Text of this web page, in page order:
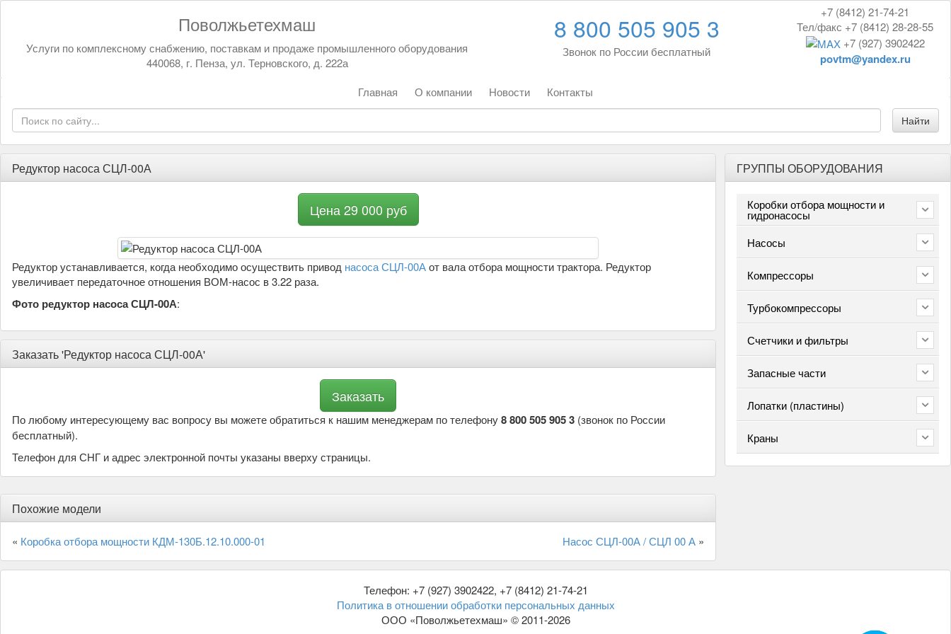
Поволжьетехмаш
Услуги по комплексному снабжению, поставкам и продаже промышленного оборудования
440068, г. Пенза, ул. Терновского, д. 222а
8 800 505 905 3
Звонок по России бесплатный
+7 (8412) 21-74-21
Тел/факс +7 (8412) 28-28-55
+7 (927) 3902422
povtm@yandex.ru
Главная О компании Новости Контакты
Редуктор насоса СЦЛ-00А
Цена 29 000 руб
Редуктор устанавливается, когда необходимо осуществить привод насоса СЦЛ-00Аот вала отбора мощности трактора. Редуктор
увеличивает передаточное отношения ВОМ-насос в 3.22 раза.
Фото редуктор насоса СЦЛ-00А:
Заказать 'Редуктор насоса СЦЛ-00А'
По любому интересующему вас вопросу вы можете обратиться к нашим менеджерам по телефону8 800 505 905 3 (звонок по России
бесплатный).
Телефон для СНГ и адрес электронной почты указаны вверху страницы.
Похожие модели
« Коробка отбора мощности КДМ-130Б.12.10.000-01 Насос СЦЛ-00А / СЦЛ 00 А »
ГРУППЫ ОБОРУДОВАНИЯ
Коробки отбора мощности и
гидронасосы
Насосы
Компрессоры
Турбокомпрессоры
Счетчики и фильтры
Запасные части
Лопатки (пластины)
Краны
Телефон: +7 (927) 3902422, +7 (8412) 21-74-21
Политика в отношении обработки персональных данных
ООО «Поволжьетехмаш» © 2011-2026